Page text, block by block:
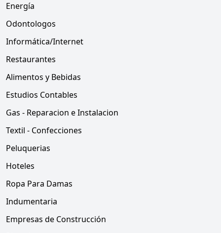
Energía
Odontologos
Informática/Internet
Restaurantes
Alimentos y Bebidas
Estudios Contables
Gas - Reparacion e Instalacion
Textil - Confecciones
Peluquerias
Hoteles
Ropa Para Damas
Indumentaria
Empresas de Construcción